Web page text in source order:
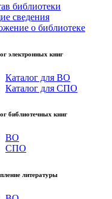
библиотеки
сведения
о библиотеке
электронных книг
Каталог для ВО
Каталог для СПО
библиотечных книг
ВО
СПО
литературы